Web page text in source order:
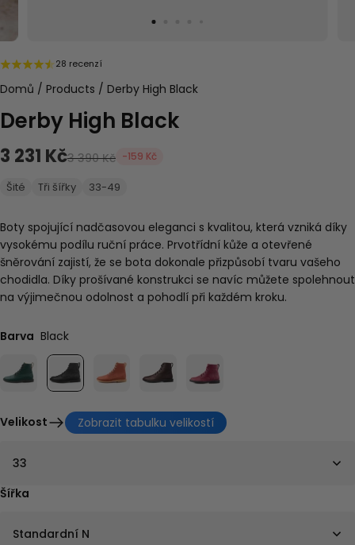
28 recenzí
Domů / Products / Derby High Black
Derby High Black
3 231 Kč3 390 Kč -159 Kč
Šité Tři šířky 33-49
Boty spojující nadčasovou eleganci s kvalitou, která vzniká díky
vysokému podílu ruční práce. Prvotřídní kůže a otevřené
šněrování zajistí, že se bota dokonale přizpůsobí tvaru vašeho
chodidla. Díky prošívané konstrukci se navíc můžete spolehnout
na výjimečnou odolnost a pohodlí při každém kroku.
Barva Black
Velikost Zobrazit tabulku velikostí
33
Šířka
Standardní N